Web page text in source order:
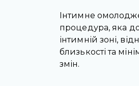
Інтимне
процедура, яка
інтимній зоні,
близькості та
змін.